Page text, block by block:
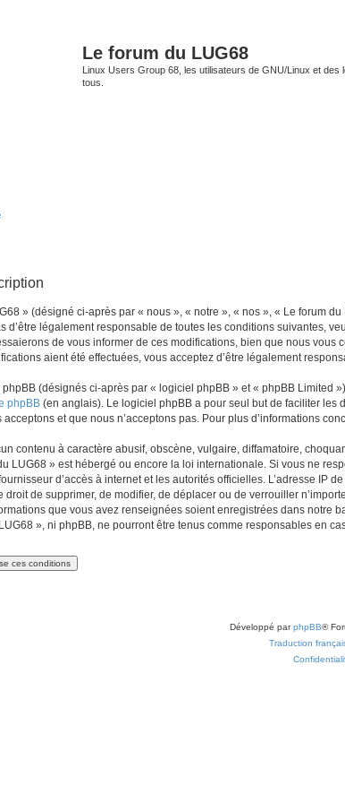
Le forum du LUG68
Linux Users Group 68, les utilisateurs de GNU/Linux et des
tous.
» (désigné ci-après par « nous », « notre », « nos », « Le forum
d’être légalement responsable de toutes les conditions suivantes,
de vous informer de ces modifications, bien que nous
aient été effectuées, vous acceptez d’être légalement
(désignés ci-après par « logiciel phpBB » et « phpBB Limited
phpBB (en anglais). Le logiciel phpBB a pour seul but de faciliter les
et que nous n’acceptons pas. Pour plus d’informations
contenu à caractère abusif, obscène, vulgaire, diffamatoire,
LUG68 » est hébergé ou encore la loi internationale. Si vous ne
d’accès à internet et les autorités officielles. L’adresse
de supprimer, de modifier, de déplacer ou de verrouiller
que vous avez renseignées soient enregistrées dans notre
», ni phpBB, ne pourront être tenus comme responsables en
Développé parphpBB®
Traduction